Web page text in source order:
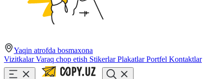
Yaqin atrofda bosmaxona
VizitkalarVaraq chop etish StikerlarPlakatlarPortfel Kontaktlar